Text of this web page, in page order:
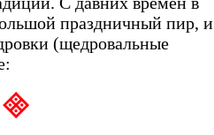
праздничный пир, и
(щедровальные